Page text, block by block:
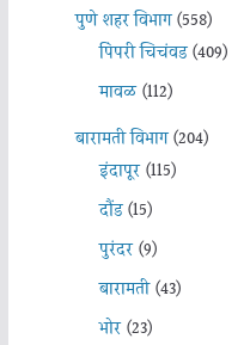
पुणे शहर विभाग(558)
पिंपरी चिचंवड(409)
मावळ(112)
बारामती विभाग(204)
इंदापूर(115)
दौंड(15)
पुरंदर(9)
बारामती(43)
भोर(23)